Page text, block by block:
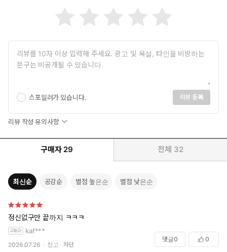
스포일러가 있습니다. 리뷰 등록
리뷰 작성 유의사항
구매자 29 전체 32
최신순 공감순 별점 높은순 별점 낮은순
정신없구만 끝까지 ㅋㅋㅋ
kaf***
2026.07.26 신고 차단
댓글0 0